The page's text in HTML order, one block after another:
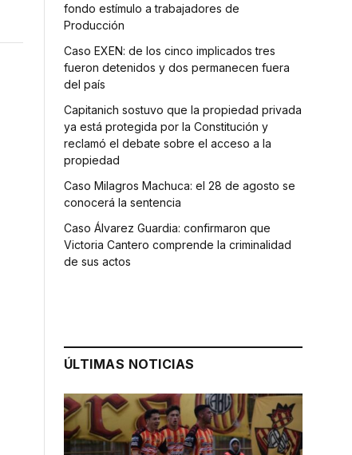
fondo estímulo a trabajadores de
Producción
Caso EXEN: de los cinco implicados tres
fueron detenidos y dos permanecen fuera
del país
Capitanich sostuvo que la propiedad privada
ya está protegida por la Constitución y
reclamó el debate sobre el acceso a la
propiedad
Caso Milagros Machuca: el 28 de agosto se
conocerá la sentencia
Caso Álvarez Guardia: confirmaron que
Victoria Cantero comprende la criminalidad
de sus actos
ÚLTIMAS NOTICIAS